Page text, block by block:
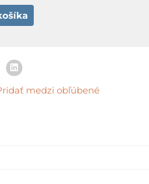
medzi obľúbené